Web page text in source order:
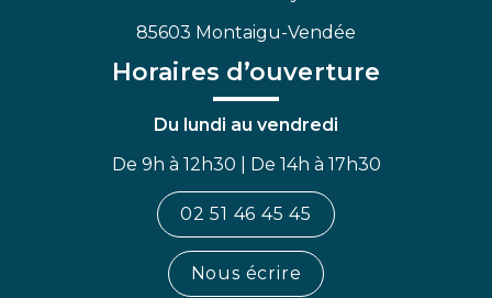
85603 Montaigu-Vendée
Horaires d’ouverture
Du lundi au vendredi
De 9h à 12h30 | De 14h à 17h30
02 51 46 45 45
Nous écrire